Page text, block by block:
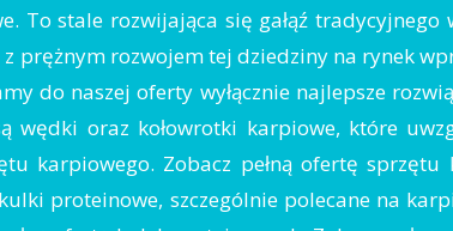
To stale rozwijająca się gałąź
prężnym rozwojem tej dziedziny na rynek
do naszej oferty wyłącznie najlepsze
wędki oraz kołowrotki karpiowe, które
karpiowego. Zobacz pełną ofertę
proteinowe, szczególnie polecane na